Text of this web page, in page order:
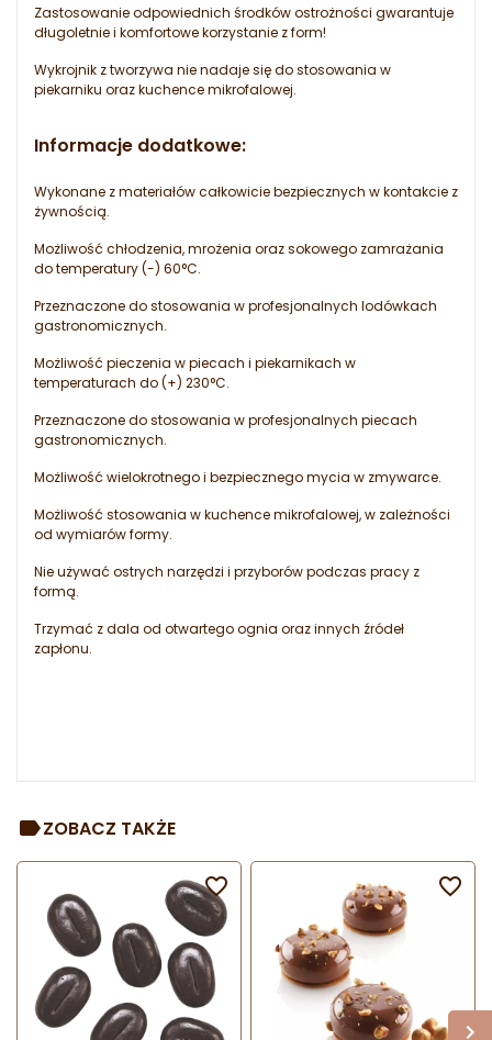
Zastosowanie odpowiednich środków ostrożności gwarantuje
długoletnie i komfortowe korzystanie z form!
Wykrojnik z tworzywa nie nadaje się do stosowania w
piekarniku oraz kuchence mikrofalowej.
Informacje dodatkowe:
Wykonane z materiałów całkowicie bezpiecznych w kontakcie z
żywnością.
Możliwość chłodzenia, mrożenia oraz sokowego zamrażania
do temperatury (-) 60°C.
Przeznaczone do stosowania w profesjonalnych lodówkach
gastronomicznych.
Możliwość pieczenia w piecach i piekarnikach w
temperaturach do (+) 230°C.
Przeznaczone do stosowania w profesjonalnych piecach
gastronomicznych.
Możliwość wielokrotnego i bezpiecznego mycia w zmywarce.
Możliwość stosowania w kuchence mikrofalowej, w zależności
od wymiarów formy.
Nie używać ostrych narzędzi i przyborów podczas pracy z
formą.
Trzymać z dala od otwartego ognia oraz innych źródeł
zapłonu.
ZOBACZ TAKŻE
 